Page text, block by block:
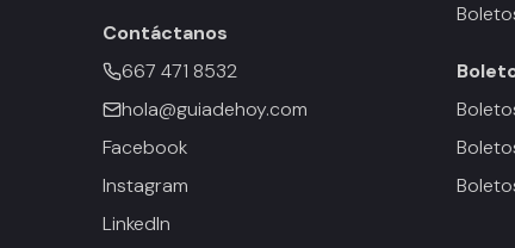
Contáctanos
667 471 8532
hola@guiadehoy.com
Facebook
Instagram
LinkedIn